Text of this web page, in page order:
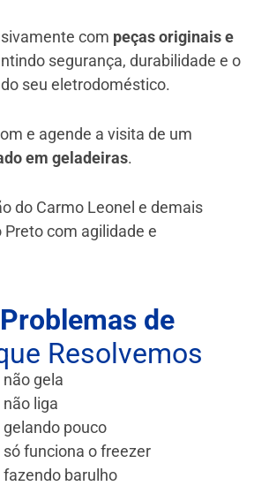
com peças originais e
segurança, durabilidade e o
seu eletrodoméstico.
e agende a visita de um
em geladeiras.
do Carmo Leonel e demais
Pretocom agilidade e
Problemas de
Resolvemos
gela
liga
gelando pouco
só funciona o freezer
fazendo barulho